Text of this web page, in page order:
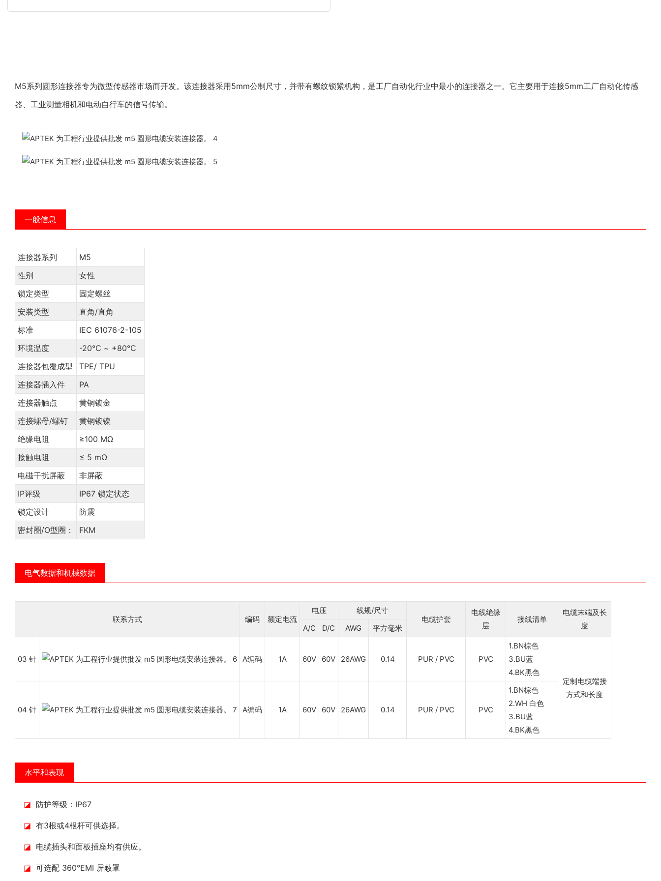
M5系列圆形连接器专为微型传感器市场而开发。该连接器采用5mm公制尺寸，并带有螺纹锁紧机构，是工厂自动化行业中最小的连接器之一。它主要用于连接5mm工厂自动化传感
器、工业测量相机和电动自行车的信号传输。
一般信息
连接器系列
M5
性别
女性
锁定类型
固定螺丝
安装类型
直角/直角
标准
IEC 61076-2-105
环境温度
-20℃ ~ +80℃
连接器包覆成型
TPE/ TPU
连接器插入件
PA
连接器触点
黄铜镀金
连接螺母/螺钉
黄铜镀镍
绝缘电阻
≥100 MΩ
接触电阻
≤ 5 mΩ
电磁干扰屏蔽
非屏蔽
IP评级
IP67 锁定状态
锁定设计
防震
密封圈/O型圈：
FKM
电气数据和机械数据
联系方式 编码 额定电流
电压
线规/尺寸
电缆护套
电线绝缘
层
接线清单
电缆末端及长
度
A/C D/C AWG 平方毫米
03 针 A编码 1A 60V 60V 26AWG 0.14 PUR / PVC PVC
1.BN棕色
3.BU蓝
4.BK黑色
定制电缆端接
方式和长度
04 针
A编码 1A 60V 60V 26AWG 0.14 PUR / PVC PVC
1.BN棕色
2.WH 白色
3.BU蓝
4.BK黑色
水平和表现
◪ 防护等级：IP67
◪ 有3根或4根杆可供选择。
◪ 电缆插头和面板插座均有供应。
◪ 可选配 360°EMI 屏蔽罩